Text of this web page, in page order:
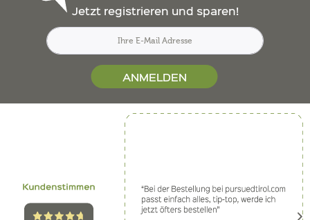
Jetzt registrieren und sparen!
ANMELDEN